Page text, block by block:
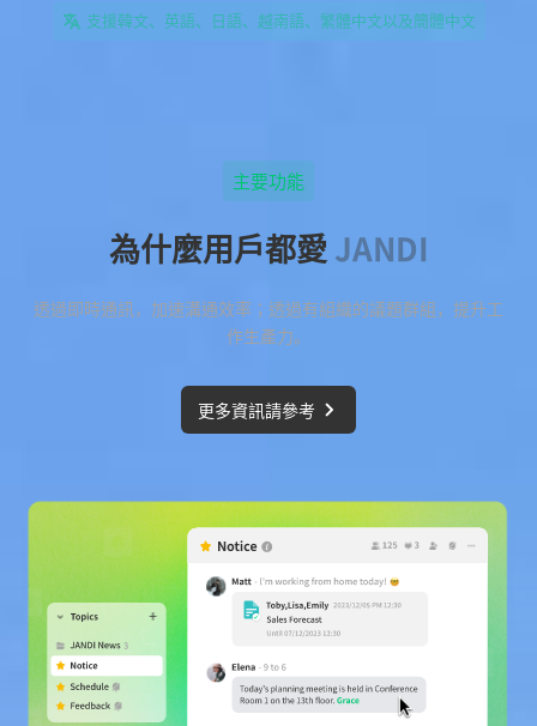
支援韓文、英語、日語、越南語、繁體中文以及簡體中文
主要功能
為什麼用戶都愛JANDI
透過即時通訊，加速溝通效率；透過有組織的議題群組，提升工
作生產力。
更多資訊請參考